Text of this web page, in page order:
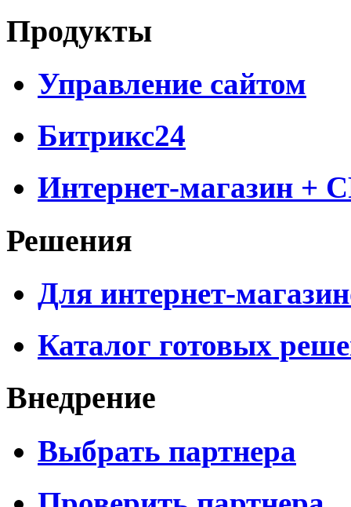
Продукты
Управление сайтом
Битрикс24
Интернет-магазин +
Решения
Для интернет-
Каталог готовых
Внедрение
Выбрать партнера